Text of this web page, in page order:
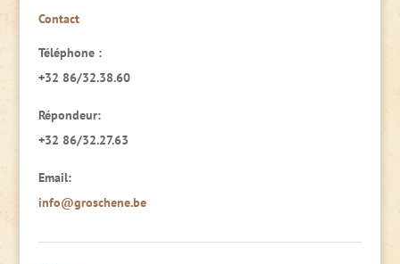
Contact
Téléphone :
+32 86/32.38.60
Répondeur:
+32 86/32.27.63
Email:
info@groschene.be